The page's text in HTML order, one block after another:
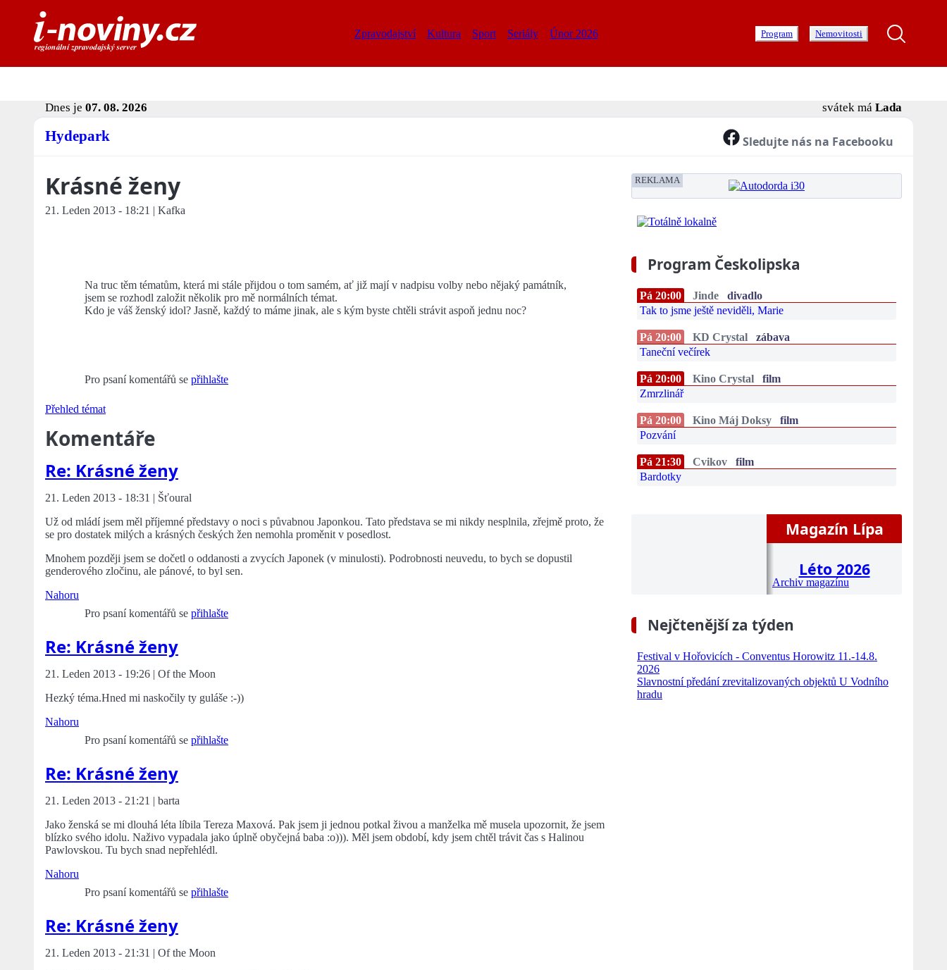
Zpravodajství Kultura Sport Seriály Únor 2026 Program Nemovitosti
Dnes je 07. 08. 2026 svátek má Lada
Hydepark Sledujte nás na Facebooku
Krásné ženy
21. Leden 2013 - 18:21 | Kafka
Na truc těm tématům, která mi stále přijdou o tom samém, ať již mají v nadpisu volby nebo nějaký památník,
jsem se rozhodl založit několik pro mě normálních témat.
Kdo je váš ženský idol? Jasně, každý to máme jinak, ale s kým byste chtěli strávit aspoň jednu noc?
Pro psaní komentářů se přihlašte
Přehled témat
Komentáře
Re: Krásné ženy
21. Leden 2013 - 18:31 | Šťoural
Už od mládí jsem měl příjemné představy o noci s půvabnou Japonkou. Tato představa se mi nikdy nesplnila, zřejmě proto, že
se pro dostatek milých a krásných českých žen nemohla proměnit v posedlost.
Mnohem později jsem se dočetl o oddanosti a zvycích Japonek (v minulosti). Podrobnosti neuvedu, to bych se dopustil
genderového zločinu, ale pánové, to byl sen.
Nahoru
Pro psaní komentářů se přihlašte
Re: Krásné ženy
21. Leden 2013 - 19:26 | Of the Moon
Hezký téma.Hned mi naskočily ty guláše :-))
Nahoru
Pro psaní komentářů se přihlašte
Re: Krásné ženy
21. Leden 2013 - 21:21 | barta
Jako ženská se mi dlouhá léta líbila Tereza Maxová. Pak jsem ji jednou potkal živou a manželka mě musela upozornit, že jsem
blízko svého idolu. Naživo vypadala jako úplně obyčejná baba :o))). Měl jsem období, kdy jsem chtěl trávit čas s Halinou
Pawlovskou. Tu bych snad nepřehlédl.
Nahoru
Pro psaní komentářů se přihlašte
Re: Krásné ženy
21. Leden 2013 - 21:31 | Of the Moon
REKLAMA
Program Českolipska
Pá 20:00 Jinde
divadlo
Tak to jsme ještě neviděli, Marie
Pá 20:00 KD Crystal
zábava
Taneční večírek
Pá 20:00 Kino Crystal
film
Zmrzlinář
Pá 20:00 Kino Máj Doksy
film
Pozvání
Pá 21:30 Cvikov
film
Bardotky
Magazín Lípa
Léto 2026
Archiv magazínu
Nejčtenější za týden
Festival v Hořovicích - Conventus Horowitz 11.-14.8.
2026
Slavnostní předání zrevitalizovaných objektů U Vodního
hradu